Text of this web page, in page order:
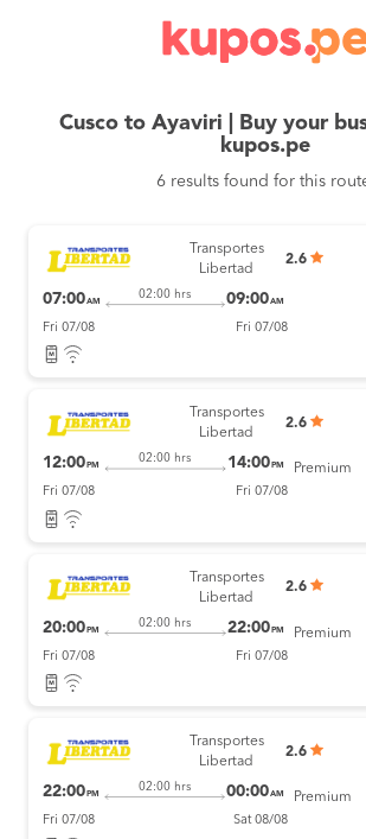
Cusco to Ayaviri | Buy your
kupos.pe
6 results found for this
Transportes
Libertad
2.6
07:00AM
02:00 hrs 09:00AM
Fri 07/08 Fri 07/08
Transportes
Libertad
2.6
12:00 PM
02:00 hrs 14:00 PM
Fri 07/08 Fri 07/08
Premium
Transportes
Libertad
2.6
20:00 PM
02:00 hrs 22:00 PM
Fri 07/08 Fri 07/08
Premium
Transportes
Libertad
2.6
22:00 PM
02:00 hrs 00:00AM
Fri 07/08 Sat 08/08
Premium